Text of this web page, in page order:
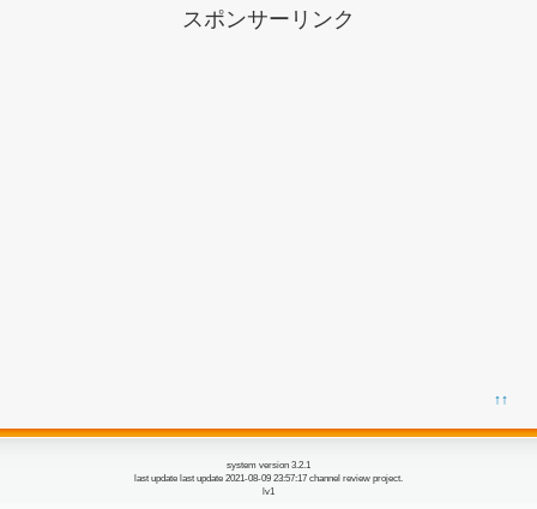
スポンサーリンク
↑↑
system version 3.2.1
last update last update 2021-08-09 23:57:17 channel review project.
lv1